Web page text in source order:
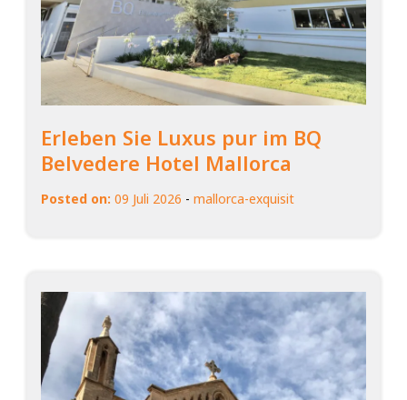
Erleben Sie Luxus pur im BQ
Belvedere Hotel Mallorca
Posted on: 09 Juli 2026 - mallorca-exquisit